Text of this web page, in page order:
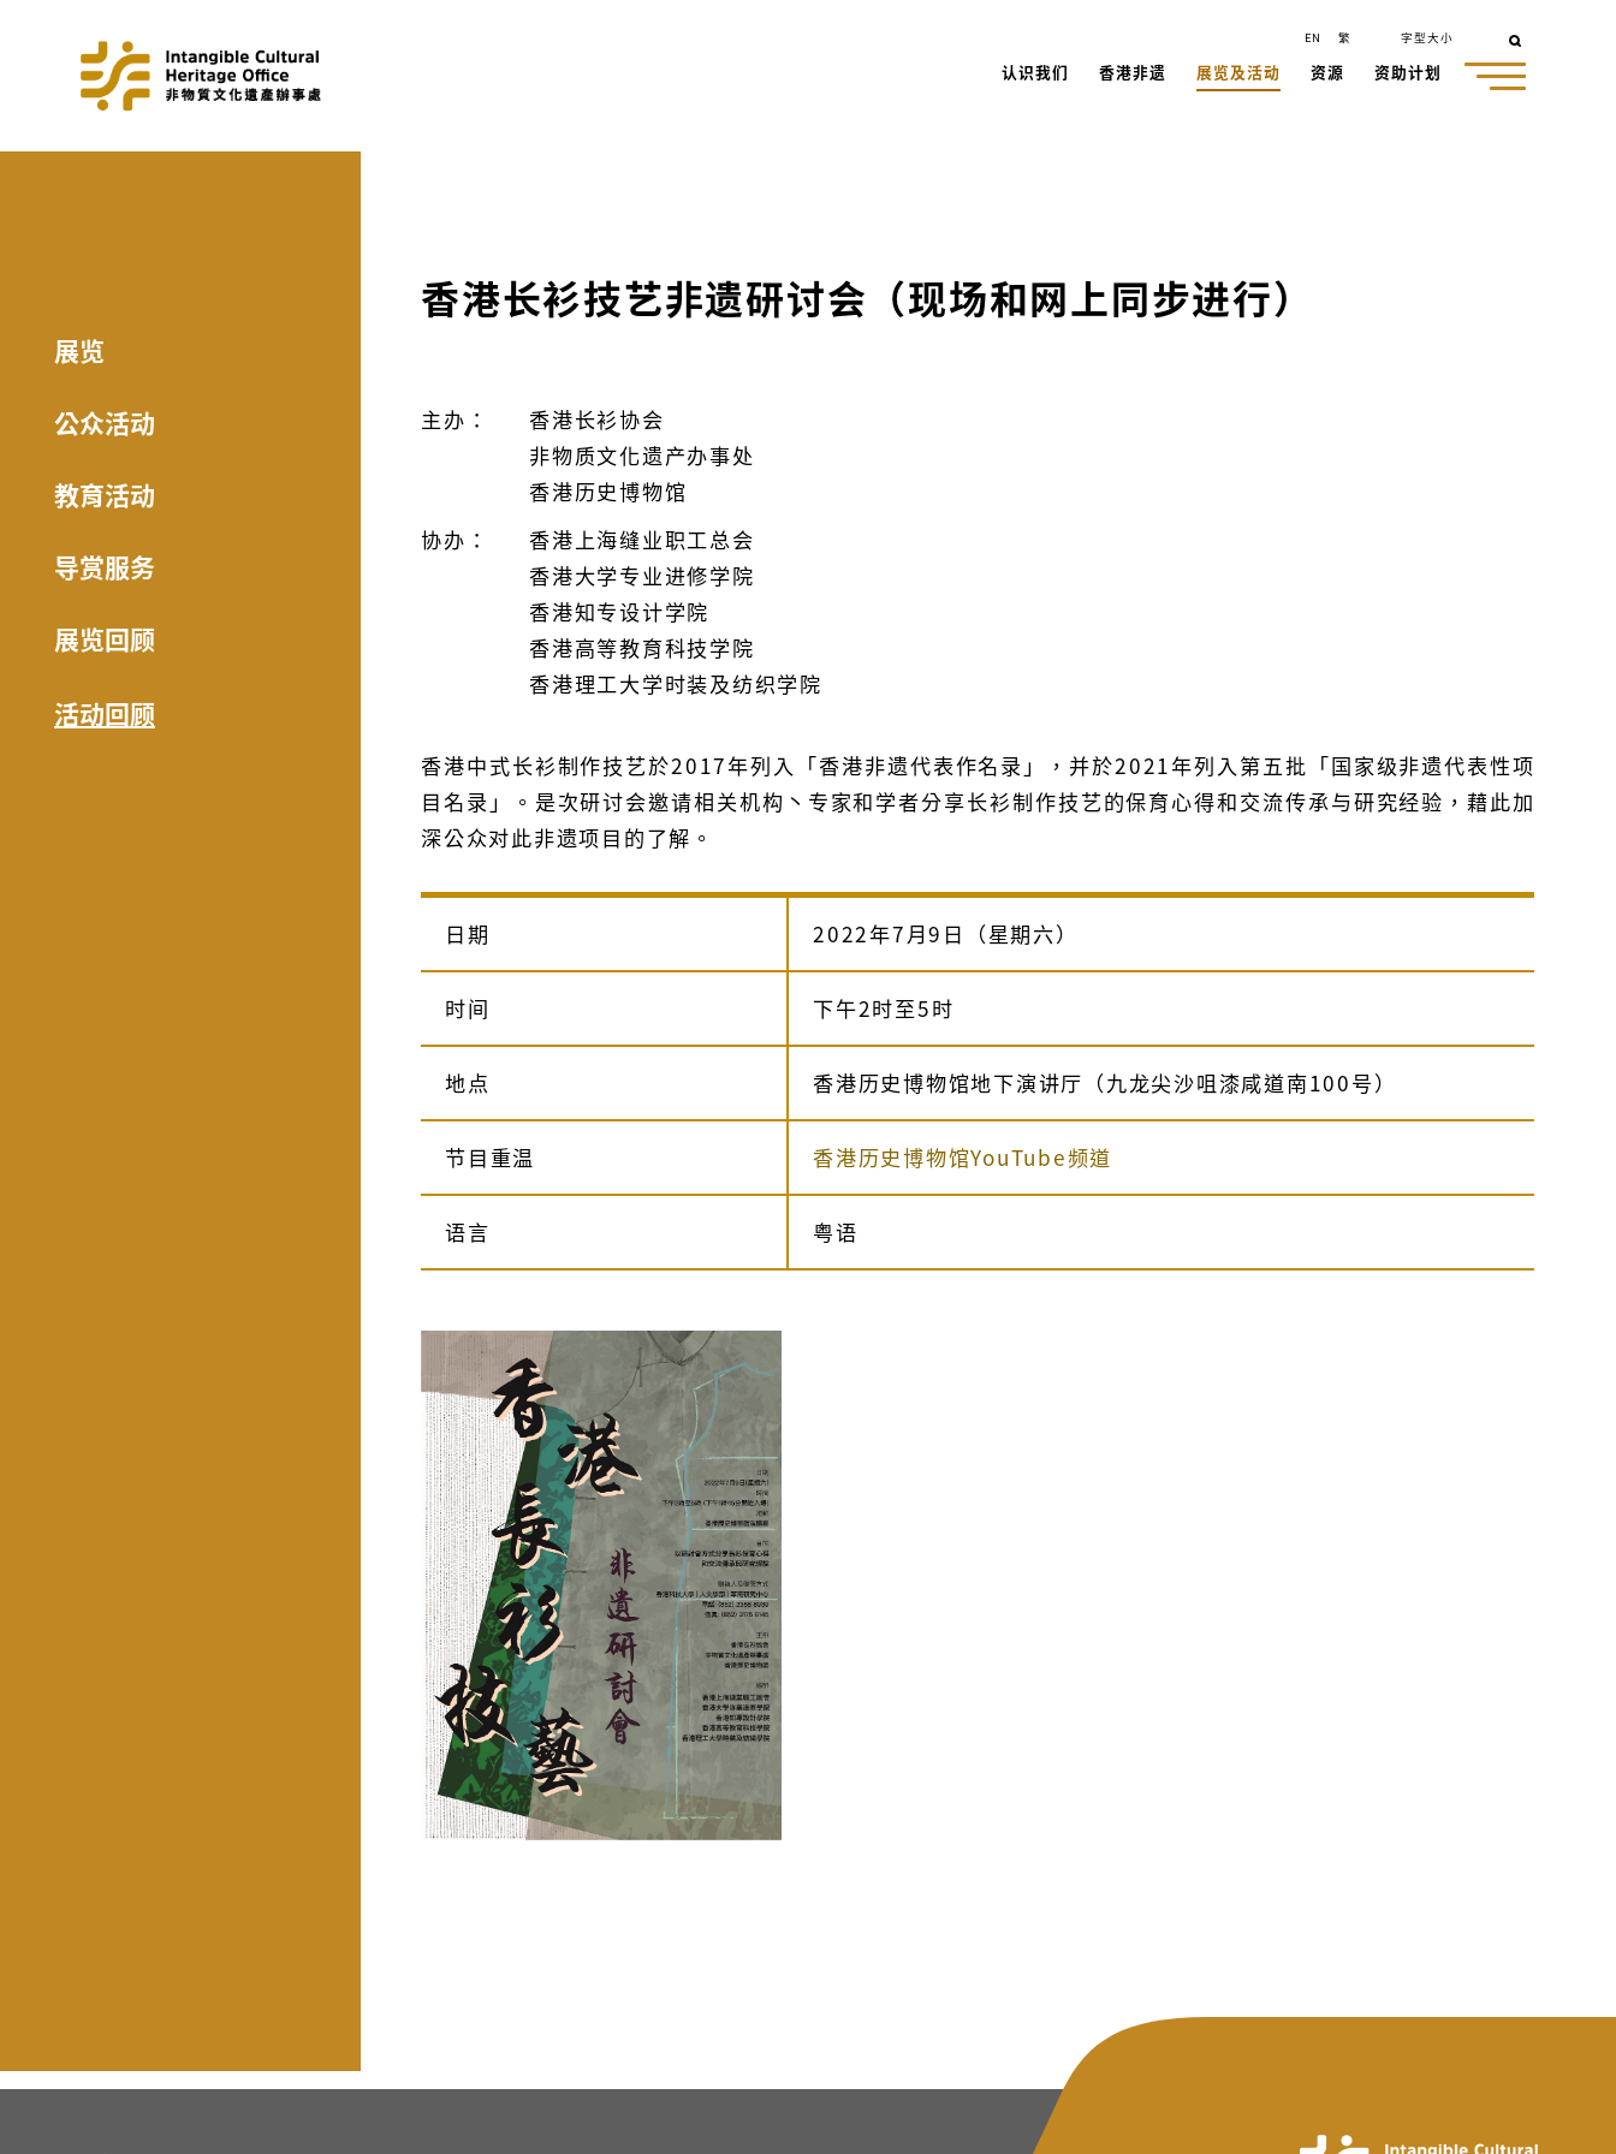
认识我们 香港非遗 展览及活动 资源 资助计划
EN 繁 字型大小
展览
公众活动
教育活动
导赏服务
展览回顾
活动回顾
香港长衫技艺非遗研讨会（现场和网上同步进行）
主办：
香港长衫协会
非物质文化遗产办事处
香港历史博物馆
协办：
香港上海缝业职工总会
香港大学专业进修学院
香港知专设计学院
香港高等教育科技学院
香港理工大学时装及纺织学院
香港中式长衫制作技艺於2017年列入「香港非遗代表作名录」，并於2021年列入第五批「国家级非遗代表性项
目名录」。是次研讨会邀请相关机构丶专家和学者分享长衫制作技艺的保育心得和交流传承与研究经验，藉此加
深公众对此非遗项目的了解。
日期 2022年7月9日（星期六）
时间 下午2时至5时
地点 香港历史博物馆地下演讲厅（九龙尖沙咀漆咸道南100号）
节目重温 香港历史博物馆YouTube频道
语言 粤语